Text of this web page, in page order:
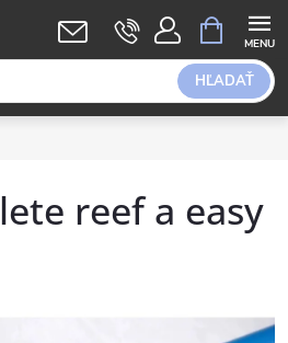
HĽADAŤ
KOŠÍK
reef a easy